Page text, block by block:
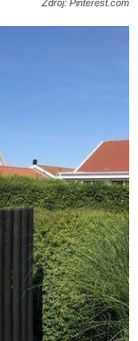
Zdroj: Pinterest.com